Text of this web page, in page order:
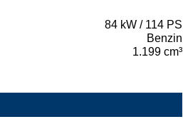
84 kW / 114 PS
Benzin
1.199 cm³